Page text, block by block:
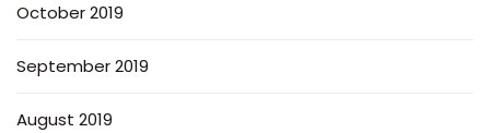
October 2019
September 2019
August 2019